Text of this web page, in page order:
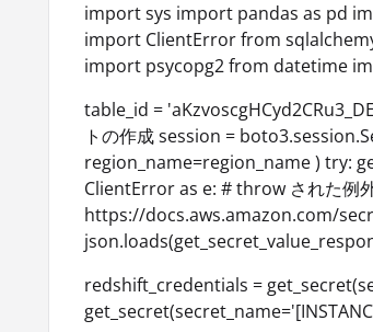
import sys import pandas as pd
import ClientError from
import psycopg2 from datetime
table_id =
トの作成 session =
region_name=region_name ) try:
ClientError as e: # throw された例
https://docs.aws.amazon.com/
redshift_credentials =